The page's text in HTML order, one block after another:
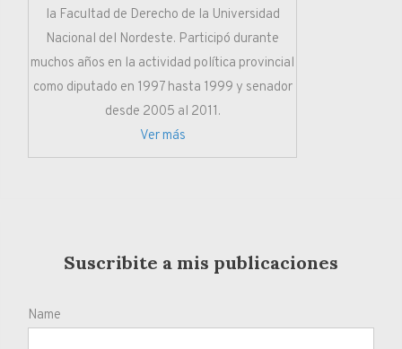
la Facultad de Derecho de la Universidad
Nacional del Nordeste. Participó durante
muchos años en la actividad política provincial
como diputado en 1997 hasta 1999 y senador
desde 2005 al 2011.
Ver más
Suscribite a mis publicaciones
Name